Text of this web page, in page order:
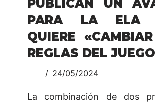
PUBLICAN UN
PARA LA ELA
QUIERE
REGLAS DEL
24/05/2024
La combinación de dos